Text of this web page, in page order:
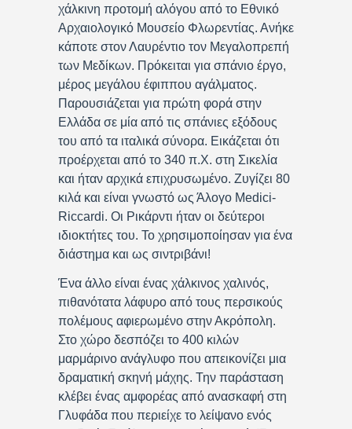
χάλκινη προτομή αλόγου από το Εθνικό
Αρχαιολογικό Μουσείο Φλωρεντίας. Ανήκε
κάποτε στον Λαυρέντιο τον Μεγαλοπρεπή
των Μεδίκων. Πρόκειται για σπάνιο έργο,
μέρος μεγάλου έφιππου αγάλματος.
Παρουσιάζεται για πρώτη φορά στην
Ελλάδα σε μία από τις σπάνιες εξόδους
του από τα ιταλικά σύνορα. Εικάζεται ότι
προέρχεται από το 340 π.Χ. στη Σικελία
και ήταν αρχικά επιχρυσωμένο. Ζυγίζει 80
κιλά και είναι γνωστό ως Άλογο Medici-
Riccardi. Οι Ρικάρντι ήταν οι δεύτεροι
ιδιοκτήτες του. Το χρησιμοποίησαν για ένα
διάστημα και ως σιντριβάνι!
Ένα άλλο είναι ένας χάλκινος χαλινός,
πιθανότατα λάφυρο από τους περσικούς
πολέμους αφιερωμένο στην Ακρόπολη.
Στο χώρο δεσπόζει το 400 κιλών
μαρμάρινο ανάγλυφο που απεικονίζει μια
δραματική σκηνή μάχης. Την παράσταση
κλέβει ένας αμφορέας από ανασκαφή στη
Γλυφάδα που περιείχε το λείψανο ενός